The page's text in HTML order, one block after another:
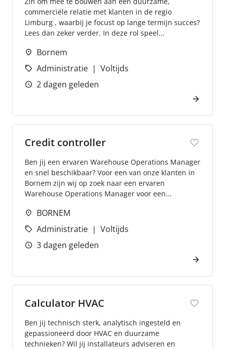
commerciële relatie met klanten in de regio
Limburg , waarbij je focust op lange termijn succes?
Lees dan zeker verder. In deze rol speel...
Bornem
Administratie
Voltijds
2 dagen geleden
Credit controller
Ben jij een ervaren Warehouse Operations Manager
en snel beschikbaar? Voor een van onze klanten in
Bornem zijn wij op zoek naar een ervaren
Warehouse Operations Manager voor een...
BORNEM
Administratie
Voltijds
3 dagen geleden
Calculator HVAC
Ben jij technisch sterk, analytisch ingesteld en
gepassioneerd door HVAC en duurzame
technieken? Wil jij installateurs adviseren en